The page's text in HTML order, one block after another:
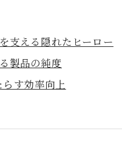
支える隠れたヒーロー
製品の純度
す効率向上
秘訣を探る
展望